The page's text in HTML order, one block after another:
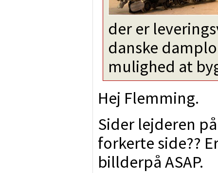
der er
danske
mulighed at
Hej Flemming.
Sider lejderen
forkerte side??
billderpå ASAP.